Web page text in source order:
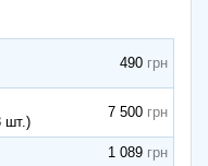
490
шт.)
7 500
1 089